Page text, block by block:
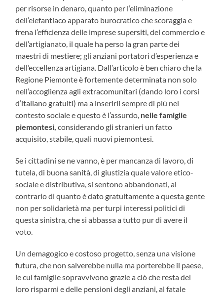
per risorse in denaro, quanto per l’eliminazione
dell’elefantiaco apparato burocratico che scoraggia e
frena l’efficienza delle imprese supersiti, del commercio e
dell’artigianato, il quale ha perso la gran parte dei
maestri di mestiere; gli anziani portatori d’esperienza e
dell’eccellenza artigiana. Dall’articolo è ben chiaro che la
Regione Piemonte è fortemente determinata non solo
nell’accoglienza agli extracomunitari (dando loro i corsi
d’italiano gratuiti) ma a inserirli sempre di più nel
contesto sociale e questo è l’assurdo, nelle famiglie
piemontesi,considerando gli stranieri un fatto
acquisito, stabile, quali nuovi piemontesi.
Se i cittadini se ne vanno, è per mancanza di lavoro, di
tutela, di buona sanità, di giustizia quale valore etico-
sociale e distributiva, si sentono abbandonati, al
contrario di quanto è dato gratuitamente a questa gente
non per solidarietà ma per turpi interessi politici di
questa sinistra, che si abbassa a tutto pur di avere il
voto.
Un demagogico e costoso progetto, senza una visione
futura, che non salverebbe nulla ma porterebbe il paese,
le cui famiglie sopravvivono grazie a ciò che resta dei
loro risparmi e delle pensioni degli anziani, al fatale